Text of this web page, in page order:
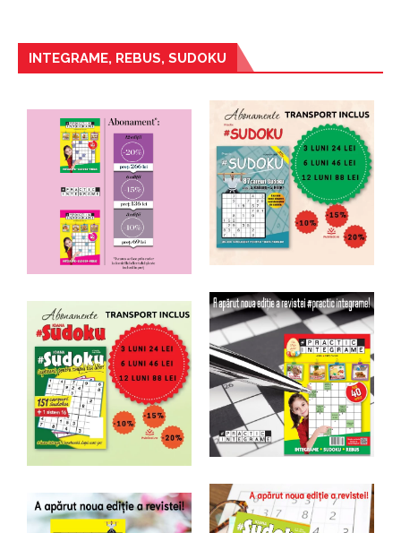
INTEGRAME, REBUS, SUDOKU